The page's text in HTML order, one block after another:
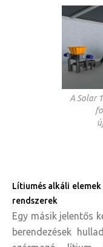
A Solar
Lítiumés alkáli
rendszerek
Egy másik jelentős
berendezések